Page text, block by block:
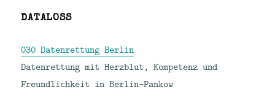
DATALOSS
030 Datenrettung Berlin
Datenrettung mit Herzblut, Kompetenz und
Freundlichkeit in Berlin-Pankow